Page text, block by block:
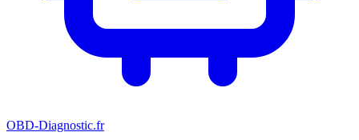
OBD-Diagnostic.fr